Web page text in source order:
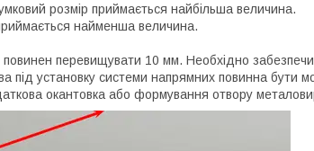
розмір приймається найбільша величина.
найменша величина.
повинен перевищувати 10 мм. Необхідно
під установку системи напрямних повинна бути
окантовка або формування отвору